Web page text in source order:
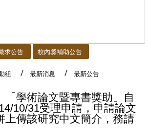
求公告 校內獎補助公告
組 最新消息 最新公告
「學術論文暨專書獎助」自
10/31受理申請，申請論文
上傳該研究中文簡介，務請